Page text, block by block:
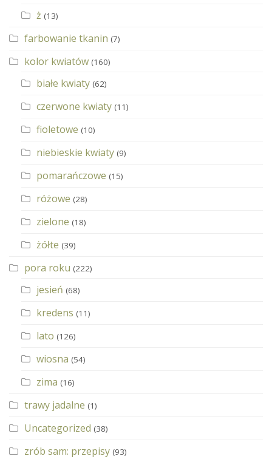
ż (13)
farbowanie tkanin (7)
kolor kwiatów (160)
białe kwiaty (62)
czerwone kwiaty (11)
fioletowe (10)
niebieskie kwiaty (9)
pomarańczowe (15)
różowe (28)
zielone (18)
żółte (39)
pora roku (222)
jesień (68)
kredens (11)
lato (126)
wiosna (54)
zima (16)
trawy jadalne (1)
Uncategorized (38)
zrób sam: przepisy (93)